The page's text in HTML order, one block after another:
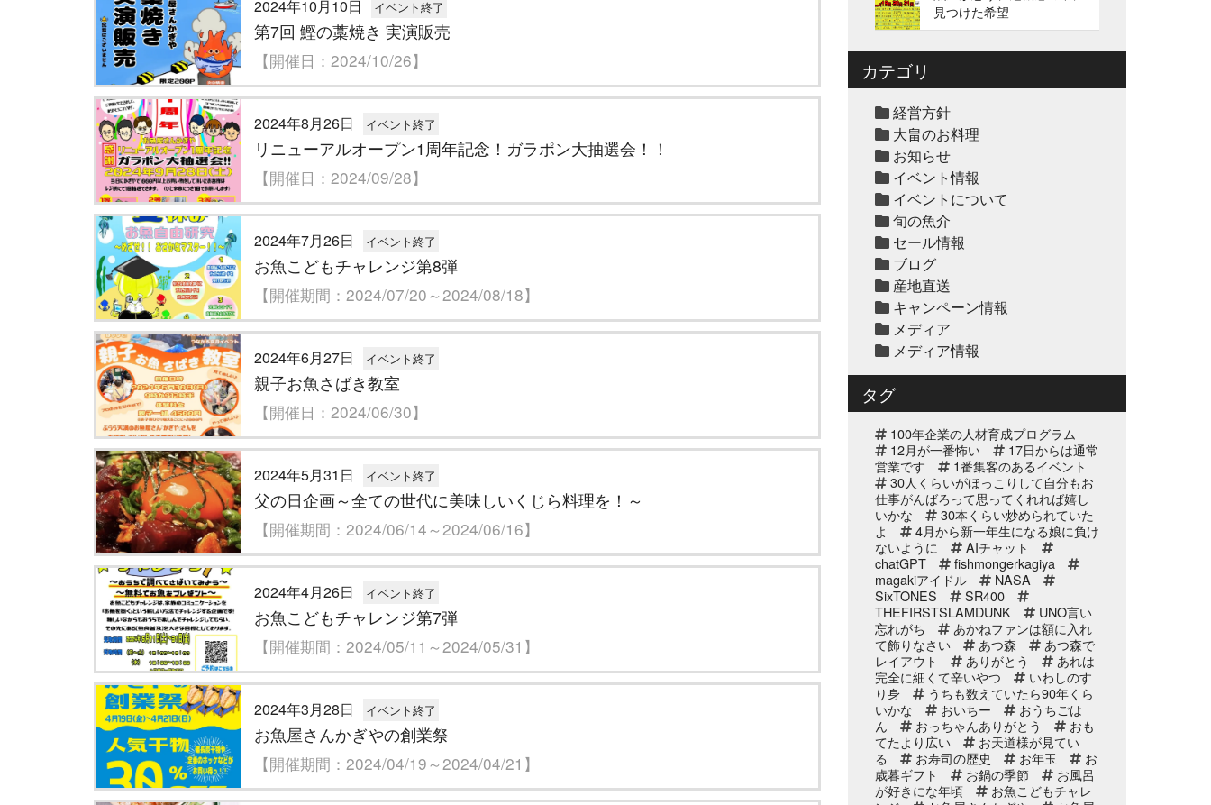
2024年10月10日 イベント終了
第7回 鰹の藁焼き 実演販売
【開催日：2024/10/26】
2024年8月26日 イベント終了
リニューアルオープン1周年記念！ガラポン大抽選会！！
【開催日：2024/09/28】
2024年7月26日 イベント終了
お魚こどもチャレンジ第8弾
【開催期間：2024/07/20～2024/08/18】
2024年6月27日 イベント終了
親子お魚さばき教室
【開催日：2024/06/30】
2024年5月31日 イベント終了
父の日企画～全ての世代に美味しいくじら料理を！～
【開催期間：2024/06/14～2024/06/16】
2024年4月26日 イベント終了
お魚こどもチャレンジ第7弾
【開催期間：2024/05/11～2024/05/31】
2024年3月28日 イベント終了
お魚屋さんかぎやの創業祭
【開催期間：2024/04/19～2024/04/21】
2025年12月12日
冬の鍋おすすめ4選”予約販
2025年12月10日
休業のお知らせ
年末年始営業日のお知らせ
2025年12月10日
ハタ鍋セット予約受付中
2025年
天草大王水炊きセット予約
受付中2025年
2025年12月10日
白寿真鯛しゃぶしゃぶ用切
2025年12月10日 セール終了
ブリしゃぶ用切り身予約受
付中2025年
2025年11月25日 イベント終了
サンタのオジサンがやって
くる 〜心がほっこりをプ
レゼント〜
2025年10月31日 イベント終了
お魚屋さんかぎやの感謝祭
2025年10月2日 イベント終了
第8回 鰹の藁焼き 実演販
売
2025年9月11日 お知らせ
見つけた希望
カテゴリ
経営方針
大畠のお料理
お知らせ
イベント情報
イベントについて
旬の魚介
セール情報
ブログ
産地直送
キャンペーン情報
メディア
メディア情報
タグ
100年企業の人材育成プログラム
12月が一番怖い
17日からは通常
営業です
1番集客のあるイベント
30人くらいがほっこりして自分もお
仕事がんばろって思ってくれれば嬉し
いかな
30本くらい炒められていた
よ
4月から新一年生になる娘に負け
ないように
AIチャット
chatGPT
fishmongerkagiya
magakiアイドル
NASA
SixTONES
SR400
THEFIRSTSLAMDUNK
UNO言い
忘れがち
あかねファンは額に入れ
て飾りなさい
あつ森
あつ森で
レイアウト
ありがとう
あれは
完全に細くて辛いやつ
いわしのす
り身
うちも数えていたら90年くら
いかな
おいちー
おうちごは
ん
おっちゃんありがとう
おも
てたより広い
お天道様が見てい
る
お寿司の歴史 お年玉
お
歳暮ギフト
お鍋の季節
お風呂
が好きにな年頃
お魚こどもチャレ